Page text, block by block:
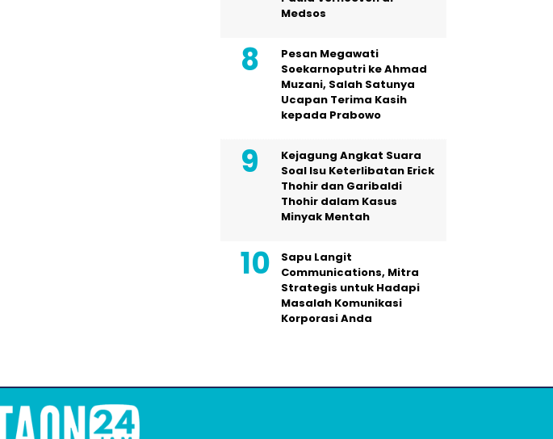
Medsos
Pesan Megawati
Soekarnoputri ke Ahmad
Muzani, Salah Satunya
Ucapan Terima Kasih
kepada Prabowo
Kejagung Angkat Suara
Soal Isu Keterlibatan Erick
Thohir dan Garibaldi
Thohir dalam Kasus
Minyak Mentah
Sapu Langit
Communications, Mitra
Strategis untuk Hadapi
Masalah Komunikasi
Korporasi Anda